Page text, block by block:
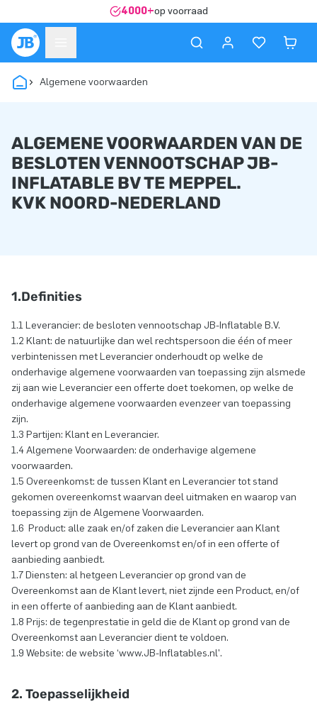
4000+op voorraad
Algemene voorwaarden
ALGEMENE VOORWAARDEN VAN DE
BESLOTEN VENNOOTSCHAP JB-
INFLATABLE BV TE MEPPEL.
KVK NOORD-NEDERLAND
1.Definities
1.1 Leverancier: de besloten vennootschap JB-Inflatable B.V.
1.2 Klant: de natuurlijke dan wel rechtspersoon die één of meer
verbintenissen met Leverancier onderhoudt op welke de
onderhavige algemene voorwaarden van toepassing zijn alsmede
zij aan wie Leverancier een offerte doet toekomen, op welke de
onderhavige algemene voorwaarden evenzeer van toepassing
zijn.
1.3 Partijen: Klant en Leverancier.
1.4 Algemene Voorwaarden: de onderhavige algemene
voorwaarden.
1.5 Overeenkomst: de tussen Klant en Leverancier tot stand
gekomen overeenkomst waarvan deel uitmaken en waarop van
toepassing zijn de Algemene Voorwaarden.
1.6 Product: alle zaak en/of zaken die Leverancier aan Klant
levert op grond van de Overeenkomst en/of in een offerte of
aanbieding aanbiedt.
1.7 Diensten: al hetgeen Leverancier op grond van de
Overeenkomst aan de Klant levert, niet zijnde een Product, en/of
in een offerte of aanbieding aan de Klant aanbiedt.
1.8 Prijs: de tegenprestatie in geld die de Klant op grond van de
Overeenkomst aan Leverancier dient te voldoen.
1.9 Website: de website ‘www.JB-Inflatables.nl'.
2. Toepasselijkheid